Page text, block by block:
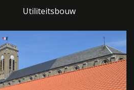
Utiliteitsbouw